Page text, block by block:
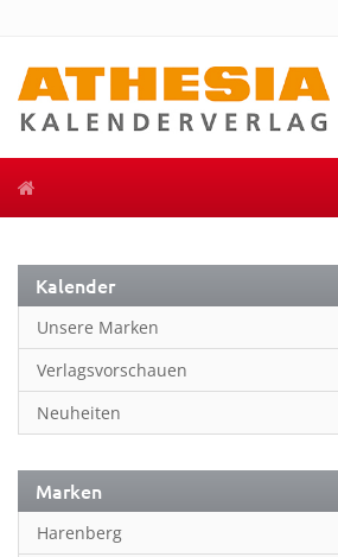
Kalender
Unsere Marken
Verlagsvorschauen
Neuheiten
Marken
Harenberg